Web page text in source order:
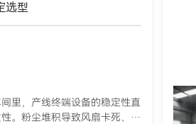
选型
里，产线终端设备的稳定性直
。粉尘堆积导致风扇卡死、夏